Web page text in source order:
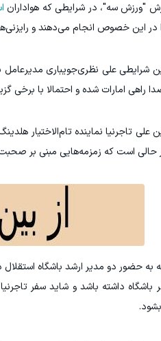
"ورزش سه"، در شرایطی که هواداران
در این خصوص انجام می‌دهند و
شرایطی علی نظری‌جویباری
راهی امارات شده و احتمالا با برخی
علی تاجرنیا نماینده تام‌الاختیار
حالی است که زمزمه‌هایی مبنی بر
به حضور دو مدیر ارشد باشگاه
باشگاه داشته باشد و شاید سفر